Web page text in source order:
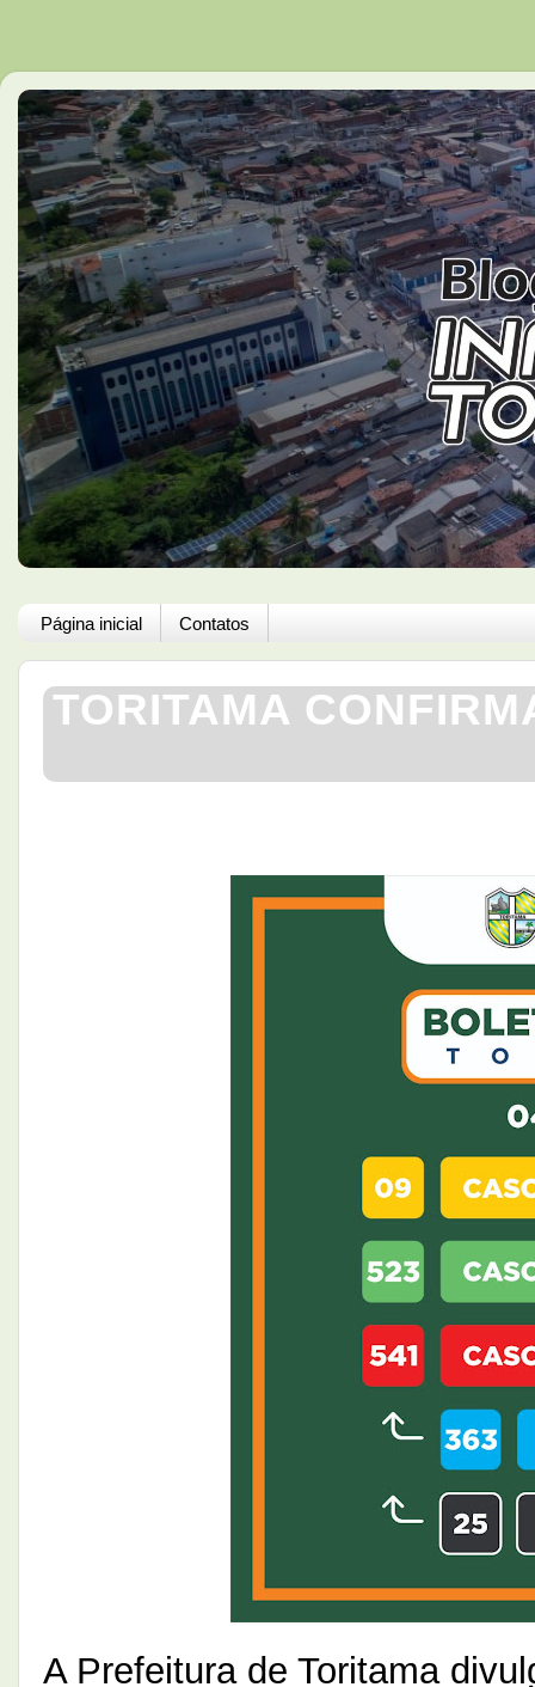
Página inicial Contatos
TORITAMA
A Prefeitura de Toritama